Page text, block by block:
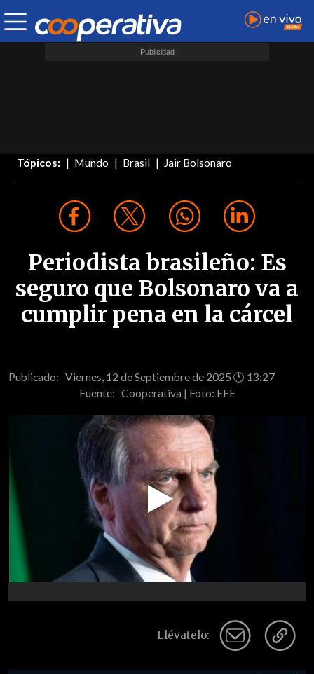
Tópicos: Mundo Brasil Jair Bolsonaro
Periodista brasileño: Es
seguro que Bolsonaro va a
cumplir pena en la cárcel
Publicado: Viernes, 12 de Septiembre de 2025 🕐 13:27
Fuente: Cooperativa | Foto: EFE
Video
Llévatelo: